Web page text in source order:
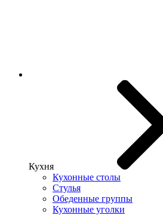
Кухня
Кухонные столы
Стулья
Обеденные группы
Кухонные уголки